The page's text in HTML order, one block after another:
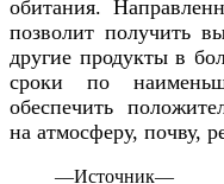
обитания.
позволит получить
другие продукты в
сроки по
обеспечить
на атмосферу, почву,
—Источник—